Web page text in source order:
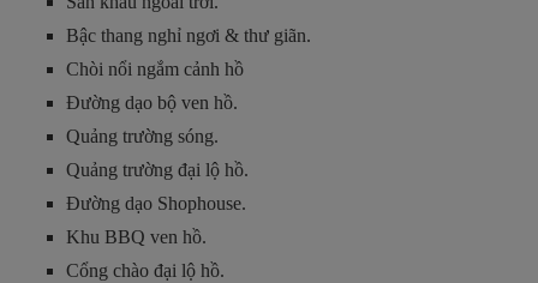
Bậc thang nghỉ ngơi & thư giãn.
Chòi nổi ngắm cảnh hồ
Đường dạo bộ ven hồ.
Quảng trường sóng.
Quảng trường đại lộ hồ.
Đường dạo Shophouse.
Khu BBQ ven hồ.
Cổng chào đại lộ hồ.